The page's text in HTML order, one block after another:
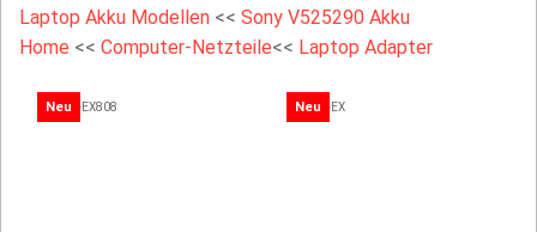
Laptop Akku Modellen << Sony V525290 Akku
Home << Computer-Netzteile<< Laptop Adapter
Neu Neu